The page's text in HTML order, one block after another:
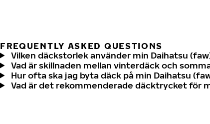
FREQUENTLY ASKED QUESTIONS
Vilken däckstorlek använder min Daihatsu
Vad är skillnaden mellan vinterdäck och
Hur ofta ska jag byta däck på min Daihatsu
Vad är det rekommenderade däcktrycket för